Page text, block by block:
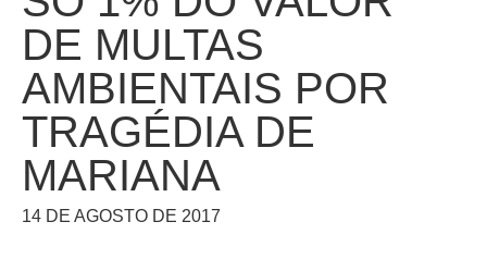
DE MULTAS
AMBIENTAIS POR
TRAGÉDIA DE
MARIANA
14 DE AGOSTO DE 2017